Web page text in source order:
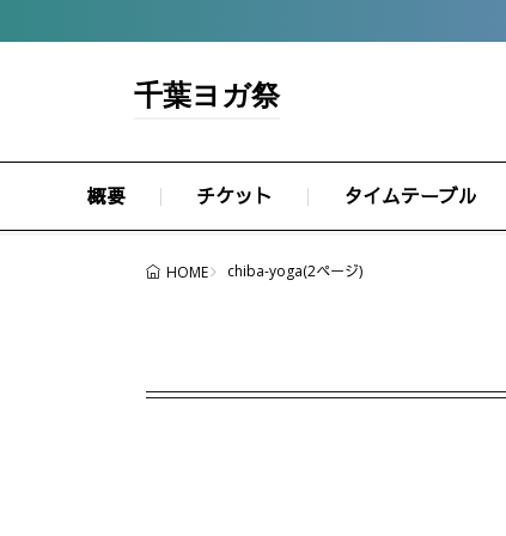
千葉ヨガ祭
概要 チケット タイムテーブル
HOME chiba-yoga(2ページ)